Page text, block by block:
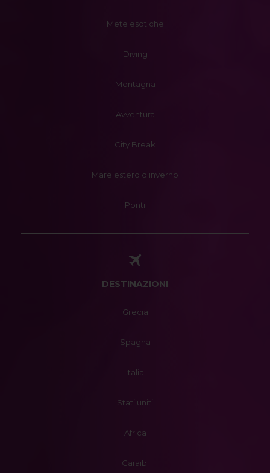
Mete esotiche
Diving
Montagna
Avventura
City Break
Mare estero d'inverno
Ponti
DESTINAZIONI
Grecia
Spagna
Italia
Stati uniti
Africa
Caraibi